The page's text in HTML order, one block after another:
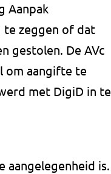
Aanpak
te zeggen of dat
gestolen. De AVc
om aangifte te
met DigiD in te
is.